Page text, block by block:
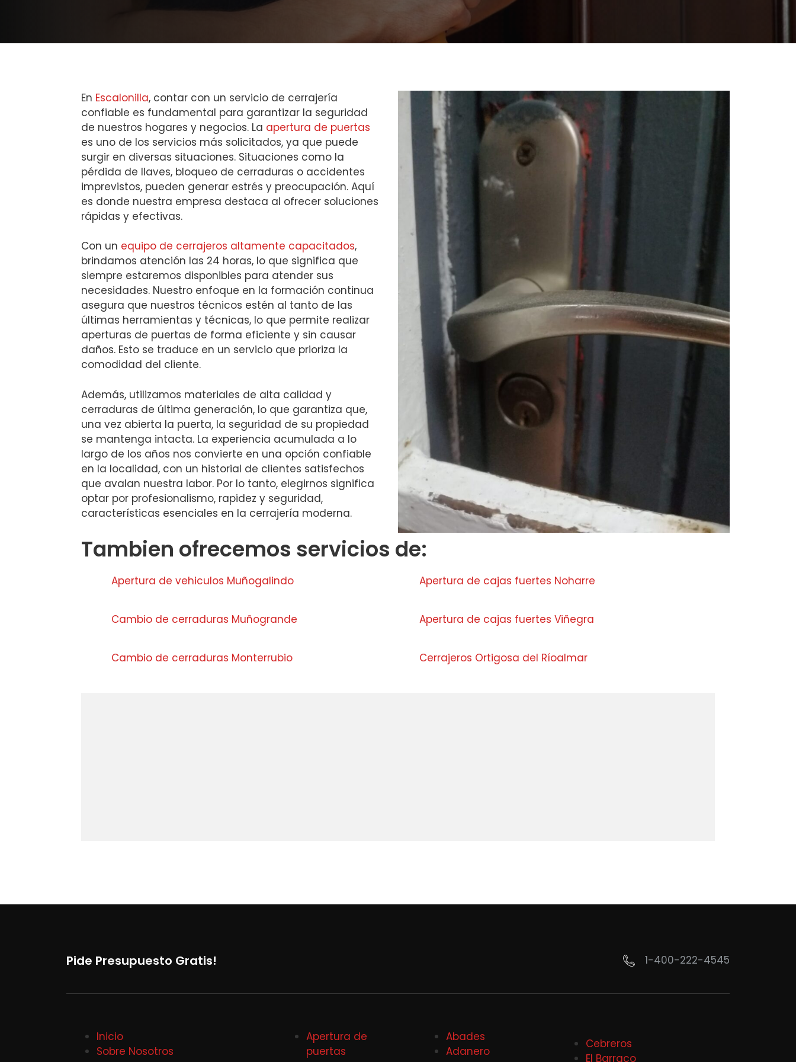
En Escalonilla, contar con un servicio de cerrajería
confiable es fundamental para garantizar la seguridad
de nuestros hogares y negocios. La apertura de puertas
es uno de los servicios más solicitados, ya que puede
surgir en diversas situaciones. Situaciones como la
pérdida de llaves, bloqueo de cerraduras o accidentes
imprevistos, pueden generar estrés y preocupación. Aquí
es donde nuestra empresa destaca al ofrecer soluciones
rápidas y efectivas.
Con un equipo de cerrajeros altamente capacitados,
brindamos atención las 24 horas, lo que significa que
siempre estaremos disponibles para atender sus
necesidades. Nuestro enfoque en la formación continua
asegura que nuestros técnicos estén al tanto de las
últimas herramientas y técnicas, lo que permite realizar
aperturas de puertas de forma eficiente y sin causar
daños. Esto se traduce en un servicio que prioriza la
comodidad del cliente.
Además, utilizamos materiales de alta calidad y
cerraduras de última generación, lo que garantiza que,
una vez abierta la puerta, la seguridad de su propiedad
se mantenga intacta. La experiencia acumulada a lo
largo de los años nos convierte en una opción confiable
en la localidad, con un historial de clientes satisfechos
que avalan nuestra labor. Por lo tanto, elegirnos significa
optar por profesionalismo, rapidez y seguridad,
características esenciales en la cerrajería moderna.
Tambien ofrecemos servicios de:
Apertura de vehiculos Muñogalindo Apertura de cajas fuertes Noharre
Cambio de cerraduras Muñogrande Apertura de cajas fuertes Viñegra
Cambio de cerraduras Monterrubio Cerrajeros Ortigosa del Ríoalmar
Pide Presupuesto Gratis! 1-400-222-4545
Inicio
Sobre Nosotros
Apertura de
puertas
Abades
Adanero
Cebreros
El Barraco